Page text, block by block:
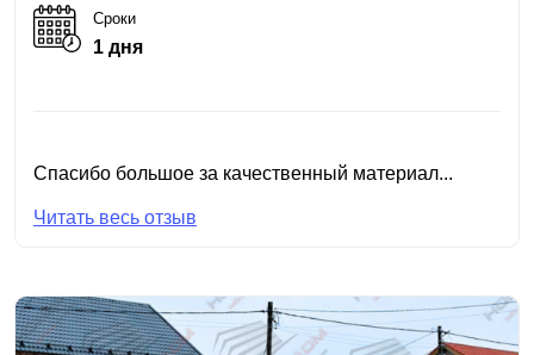
Сроки
1 дня
Спасибо большое за качественный материал...
Читать весь отзыв